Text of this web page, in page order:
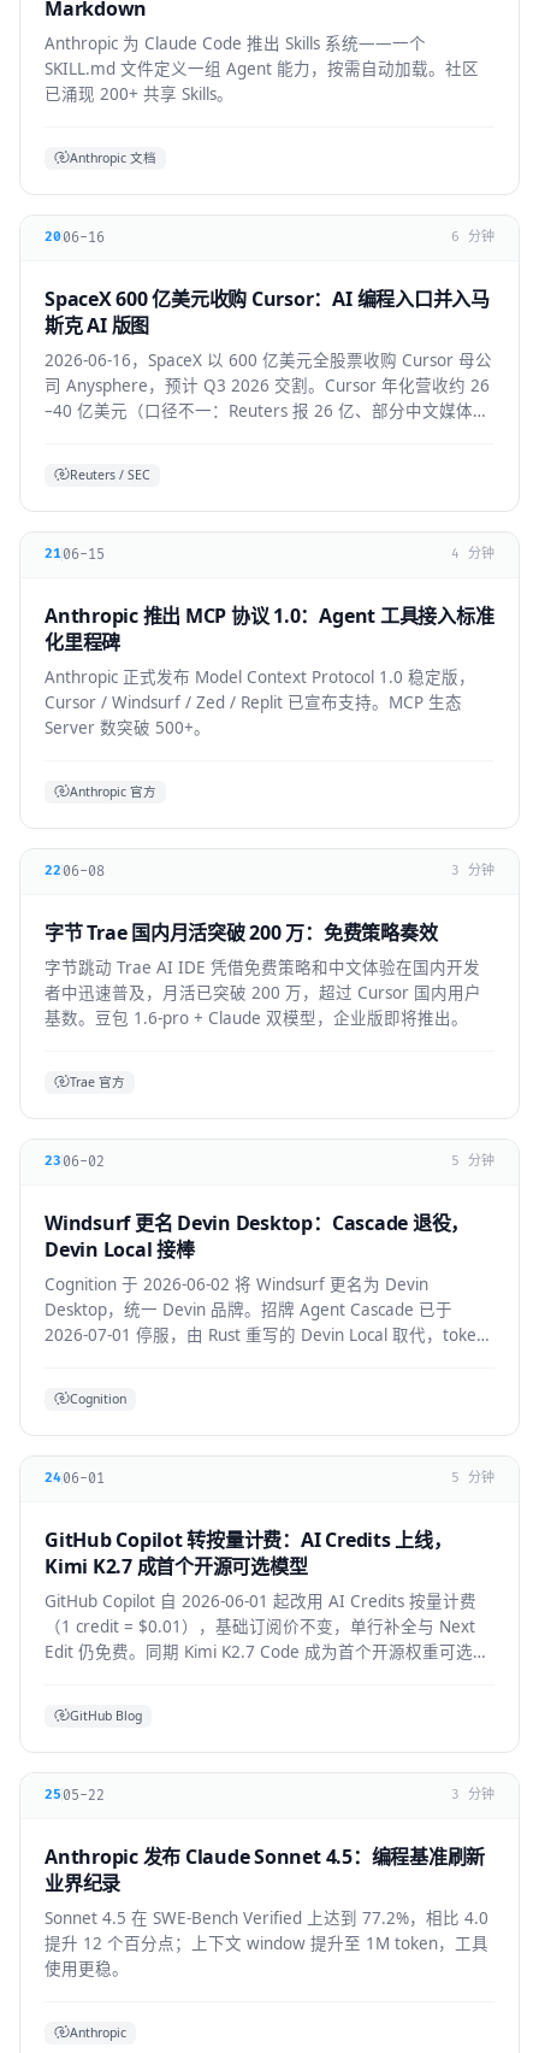
Markdown
Anthropic 为 Claude Code 推出 Skills 系统——一个
SKILL.md 文件定义一组 Agent 能力，按需自动加载。社区
已涌现 200+ 共享 Skills。
Anthropic 文档
2006-16 6 分钟
SpaceX 600 亿美元收购 Cursor：AI 编程入口并入马
斯克 AI 版图
2026-06-16，SpaceX 以 600 亿美元全股票收购 Cursor 母公
司 Anysphere，预计 Q3 2026 交割。Cursor 年化营收约 26
–40 亿美元（口径不一：Reuters 报 26 亿、部分中文媒体报
Reuters / SEC
2106-15 4 分钟
Anthropic 推出 MCP 协议 1.0：Agent 工具接入标准
化里程碑
Anthropic 正式发布 Model Context Protocol 1.0 稳定版，
Cursor / Windsurf / Zed / Replit 已宣布支持。MCP 生态
Server 数突破 500+。
Anthropic 官方
22 06-08 3 分钟
字节 Trae 国内月活突破 200 万：免费策略奏效
字节跳动 Trae AI IDE 凭借免费策略和中文体验在国内开发
者中迅速普及，月活已突破 200 万，超过 Cursor 国内用户
基数。豆包 1.6-pro + Claude 双模型，企业版即将推出。
Trae 官方
23 06-02 5 分钟
Windsurf 更名 Devin Desktop：Cascade 退役，
Devin Local 接棒
Cognition 于 2026-06-02 将 Windsurf 更名为 Devin
Desktop，统一 Devin 品牌。招牌 Agent Cascade 已于
2026-07-01 停服，由 Rust 重写的 Devin Local 取代，token
Cognition
2406-01 5 分钟
GitHub Copilot 转按量计费：AI Credits 上线，
Kimi K2.7 成首个开源可选模型
GitHub Copilot 自 2026-06-01 起改用 AI Credits 按量计费
（1 credit = $0.01），基础订阅价不变，单行补全与 Next
Edit 仍免费。同期 Kimi K2.7 Code 成为首个开源权重可选模
GitHub Blog
25 05-22 3 分钟
Anthropic 发布 Claude Sonnet 4.5：编程基准刷新
业界纪录
Sonnet 4.5 在 SWE-Bench Verified 上达到 77.2%，相比 4.0
提升 12 个百分点；上下文 window 提升至 1M token，工具
使用更稳。
Anthropic